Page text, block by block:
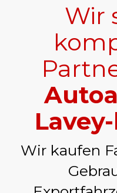
Wir
Wir kaufen